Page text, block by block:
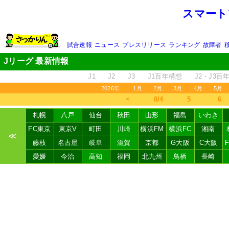
スマー
試合速報 ニュース プレスリリース ランキング 故障者
Jリーグ 最新情報
J1 J2 J3 J1百年構想 J2・J3百
2026年 1月 2月 3月 4月 5月
＜ 8/4 5 6
≪
札幌 八戸 仙台 秋田 山形 福島
いわき
FC東京
東京V 町田 川崎 横浜FM 横浜FC 湘南
藤枝
名古屋 岐阜 滋賀 京都 G大阪 C大阪
愛媛
今治 高知 福岡 北九州 鳥栖 長崎